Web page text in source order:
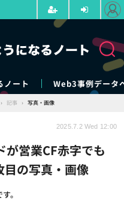
ノート Web3事例データ
› 記事 › 写真・画像
が営業CF赤字でも
の写真・画像
。
2025.7.2 Wed 12:00